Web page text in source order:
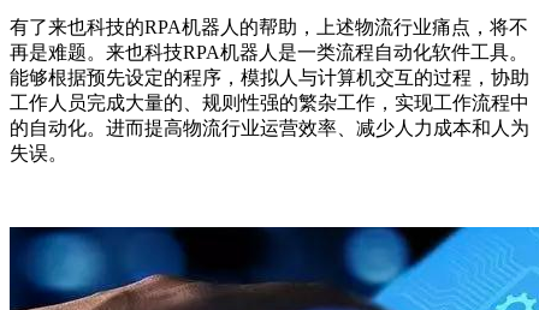
有了来也科技的RPA机器人的帮助，上述物流行业痛点，将不
再是难题。来也科技RPA机器人是一类流程自动化软件工具。
能够根据预先设定的程序，模拟人与计算机交互的过程，协助
工作人员完成大量的、规则性强的繁杂工作，实现工作流程中
的自动化。进而提高物流行业运营效率、减少人力成本和人为
失误。